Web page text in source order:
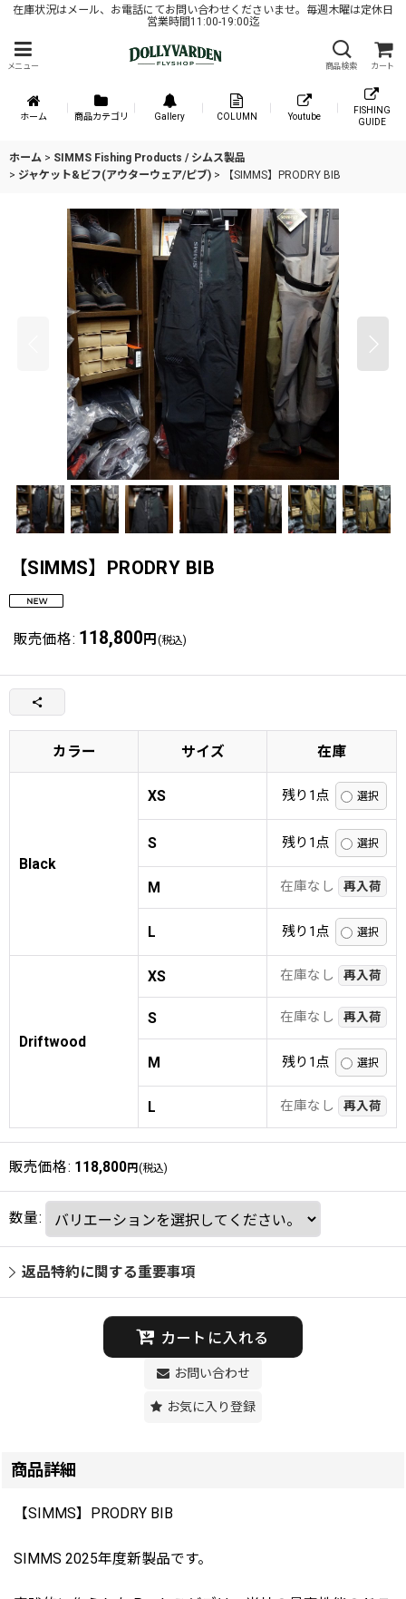
在庫状況はメール、お電話にてお問い合わせくださいませ。毎週木曜は定休日
営業時間11:00-19:00迄
メニュー 商品検索 カート
ホーム 商品カテゴリ Gallery COLUMN Youtube
FISHING
GUIDE
ホーム > SIMMS Fishing Products / シムス製品
> ジャケット&ビフ(アウターウェア/ピブ) > 【SIMMS】PRODRY BIB
【SIMMS】PRODRY BIB
販売価格: 118,800 円 (税込)
カラー サイズ 在庫
Black
XS 残り1点
S 残り1点
M 在庫なし 再入荷
L 残り1点
Driftwood
XS 在庫なし 再入荷
S 在庫なし 再入荷
M 残り1点
L 在庫なし 再入荷
販売価格: 118,800円 (税込)
数量:
返品特約に関する重要事項
カートに入れる
お問い合わせ
お気に入り登録
商品詳細
【SIMMS】PRODRY BIB
SIMMS 2025年度新製品です。